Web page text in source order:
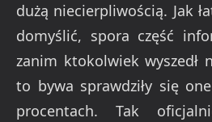
dużą niecierpliwością. Jak
domyślić, spora część
zanim ktokolwiek wyszedł
to bywa sprawdziły się
procentach. Tak